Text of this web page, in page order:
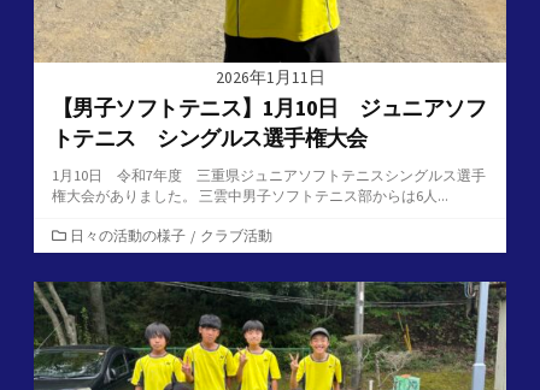
2026年1月11日
【男子ソフトテニス】1月10日 ジュニアソフ
トテニス シングルス選手権大会
1月10日 令和7年度 三重県ジュニアソフトテニスシングルス選手
権大会がありました。 三雲中男子ソフトテニス部からは6人...
カ
テ
ゴ
リ
ー
日々の活動の様子 / クラブ活動